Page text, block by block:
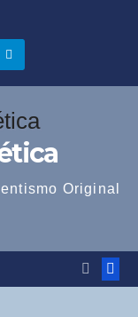
Original